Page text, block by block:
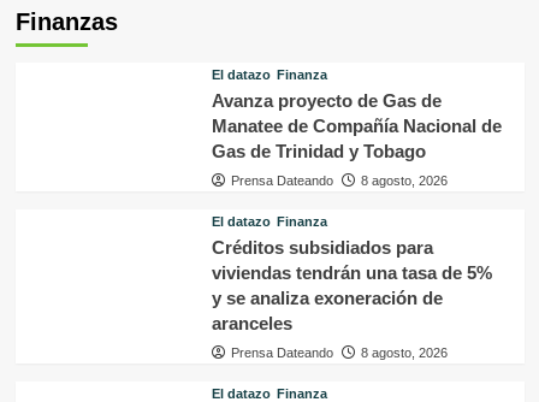
Finanzas
El datazo Finanza
Avanza proyecto de Gas de
Manatee de Compañía Nacional de
Gas de Trinidad y Tobago
Prensa Dateando 8 agosto, 2026
El datazo Finanza
Créditos subsidiados para
viviendas tendrán una tasa de 5%
y se analiza exoneración de
aranceles
Prensa Dateando 8 agosto, 2026
El datazo Finanza